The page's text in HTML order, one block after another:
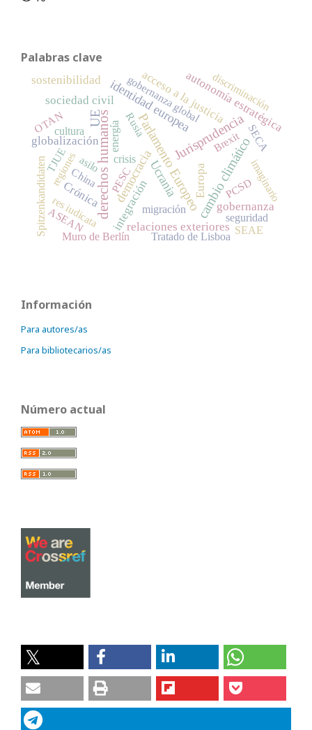
Palabras clave
derechos humanos Parlamento Europeo
UE
cambio climático
Jurisprudencia
democracia
identidad europea
Ucrania
autonomía estratégica
Europa
Crónica integración gobernanza
acceso a la justicia
globalización
sociedad civil
relaciones exteriores
sostenibilidad
migración
crisis
PCSD
regiones
Tratado de Lisboa
Rusia
Brexit
Spitzenkandidaten
gobernanza global
cultura
PESC imaginario
seguridad
energía
Muro de Berlín
res iudicata
China
TJUE
OTAN
SEAE
SECA
asilo
ASEAN
discriminación
Información
Para autores/as
Para bibliotecarios/as
Número actual